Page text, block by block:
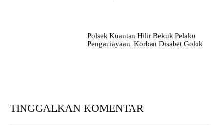
Polsek Kuantan Hilir Bekuk Pelaku
Penganiayaan, Korban Disabet Golok
TINGGALKAN KOMENTAR